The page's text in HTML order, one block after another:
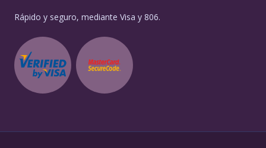
Rápido y seguro, mediante Visa y 806.